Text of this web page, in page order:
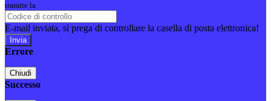
tramite la
E-mail inviata, si prega di controllare la casella di posta elettronica!
Errore
Chiudi
Successo